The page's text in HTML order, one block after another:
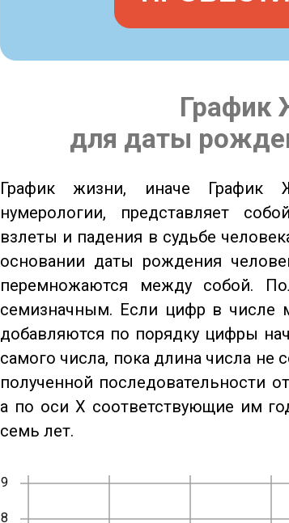
График
для даты
График жизни, иначе
нумерологии, представляет
взлеты и падения в судьбе
основании даты рождения
перемножаются между собой.
семизначным. Если цифр в числе
добавляются по порядку цифры
самого числа, пока длина числа не
полученной последовательности
а по оси X соответствующие им
семь лет.